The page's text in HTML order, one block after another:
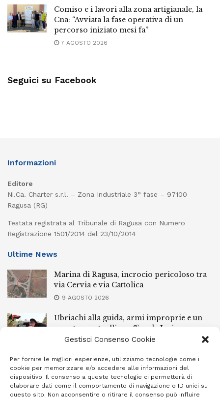
Gestisci Consenso Cookie
Per fornire le migliori esperienze, utilizziamo tecnologie come i
cookie per memorizzare e/o accedere alle informazioni del
dispositivo. Il consenso a queste tecnologie ci permetterà di
elaborare dati come il comportamento di navigazione o ID unici su
questo sito. Non acconsentire o ritirare il consenso può influire
Comiso e i lavori alla zona artigianale, la
Cna: “Avviata la fase operativa di un
percorso iniziato mesi fa”
7 AGOSTO 2026
Seguici su Facebook
Informazioni
Editore
Ni.Ca. Charter s.r.l. – Zona Industriale 3° fase – 97100
Ragusa (RG)
Testata registrata al Tribunale di Ragusa con Numero
Registrazione 1501/2014 del 23/10/2014
Ultime News
Marina di Ragusa, incrocio pericoloso tra
via Cervia e via Cattolica
9 AGOSTO 2026
Ubriachi alla guida, armi improprie e un
arresto: controlli a raffica da Ispica a
Pozzallo
Scippo a Donnalucata, preso un ventenne
ragusano
8 AGOSTO 2026